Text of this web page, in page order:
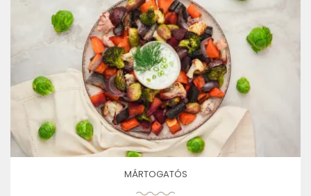
MÁRTOGATÓS